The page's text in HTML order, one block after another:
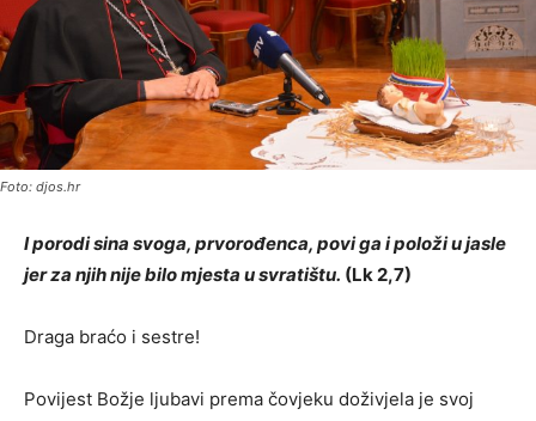
Foto: djos.hr
I porodi sina svoga, prvorođenca, povi ga i položi u jasle
jer za njih nije bilo mjesta u svratištu. (Lk 2,7)
Draga braćo i sestre!
Povijest Božje ljubavi prema čovjeku doživjela je svoj